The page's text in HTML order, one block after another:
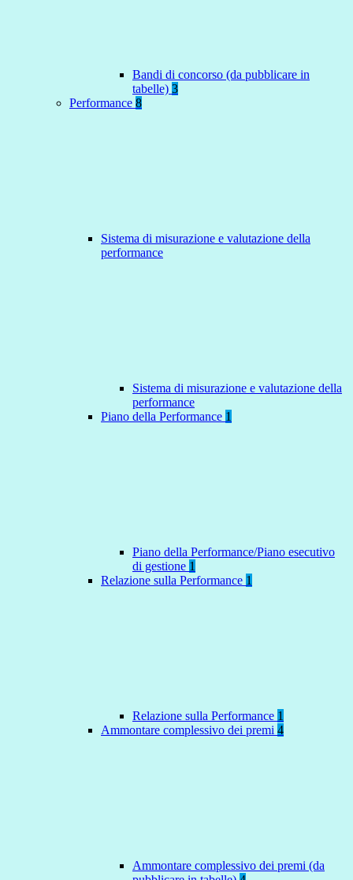
Bandi di concorso (da pubblicare in
tabelle) 3
Performance 8
Sistema di misurazione e valutazione della
performance
Sistema di misurazione e valutazione della
performance
Piano della Performance 1
Piano della Performance/Piano esecutivo
di gestione 1
Relazione sulla Performance 1
Relazione sulla Performance 1
Ammontare complessivo dei premi 4
Ammontare complessivo dei premi (da